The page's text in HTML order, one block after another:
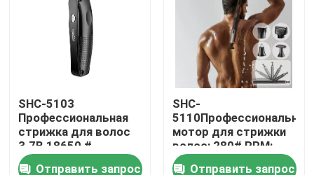
Продукция
VR - шоу
SHC-5103
Профессиональная
стрижка для волос
3.7В 18650 #
1200mAh литийная
Отправить запрос
SHC-
5110Профессиональный
мотор для стрижки
волос: 280# RPM:
7000 1400mAh
Отправить запрос